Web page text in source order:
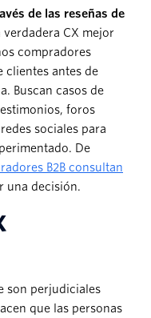
de las reseñas de
verdadera CX mejor
compradores
clientes antes de
Buscan casos de
foros
sociales para
De
B2B consultan
una decisión.
son perjudiciales
que las personas